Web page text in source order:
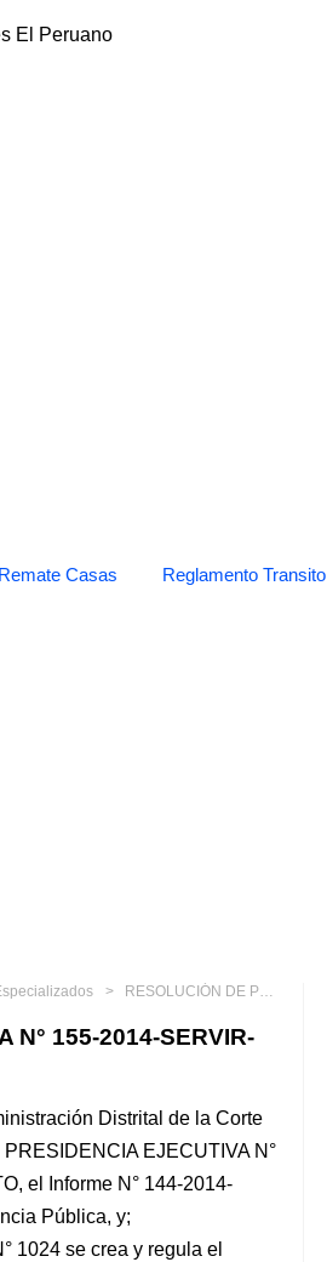
El Peruano
Remate Casas Reglamento Transito
RESOLUCIÓN DE PRESIDENCIA EJECUTIVA N° 155-2014-SERVIR-PE Asignan Gerente Público en el cargo de
N° 155-2014-SERVIR-
Distrital de la Corte
EJECUTIVA N°
el Informe N° 144-2014-
Pública, y;
1024 se crea y regula el